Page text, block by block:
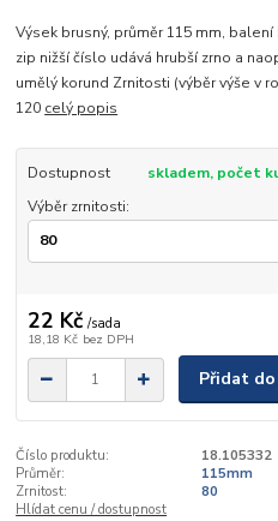
Výsek brusný, průměr 115 mm,
zip nižší číslo udává hrubší zrno a
umělý korund Zrnitosti (výběr výše v
120 celý popis
Dostupnost
skladem, počet
Výběr zrnitosti:
22 Kč /sada
18,18 Kč bez DPH
Přidat
Číslo produktu:
18.105332
Průměr:
115mm
Zrnitost:
80
Hlídat cenu / dostupnost